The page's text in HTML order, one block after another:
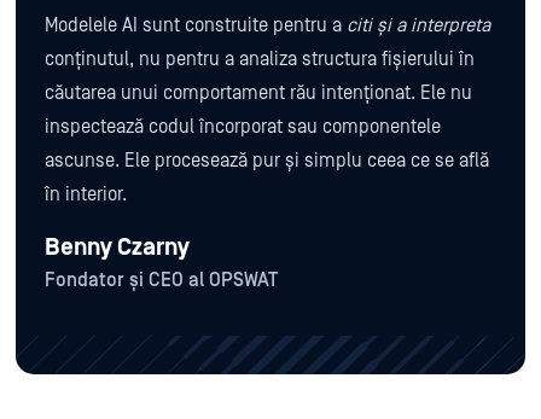
Modelele AI sunt construite pentru a citi și a interpreta
conținutul, nu pentru a analiza structura fișierului în
căutarea unui comportament rău intenționat. Ele nu
inspectează codul încorporat sau componentele
ascunse. Ele procesează pur și simplu ceea ce se află
în interior.
Benny Czarny
Fondator și CEO al OPSWAT